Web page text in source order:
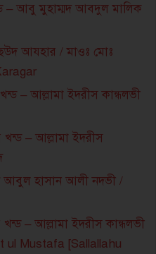
– আবু মুহাম্মদ আবদুল মালিক
আযহার / মাওঃ মোঃ
– আল্লামা ইদরীস কান্ধলভী
খন্ড – আল্লামা ইদরীস
হাসান আলী নদভী /
– আল্লামা ইদরীস কান্ধলভী
ul Mustafa [Sallallahu